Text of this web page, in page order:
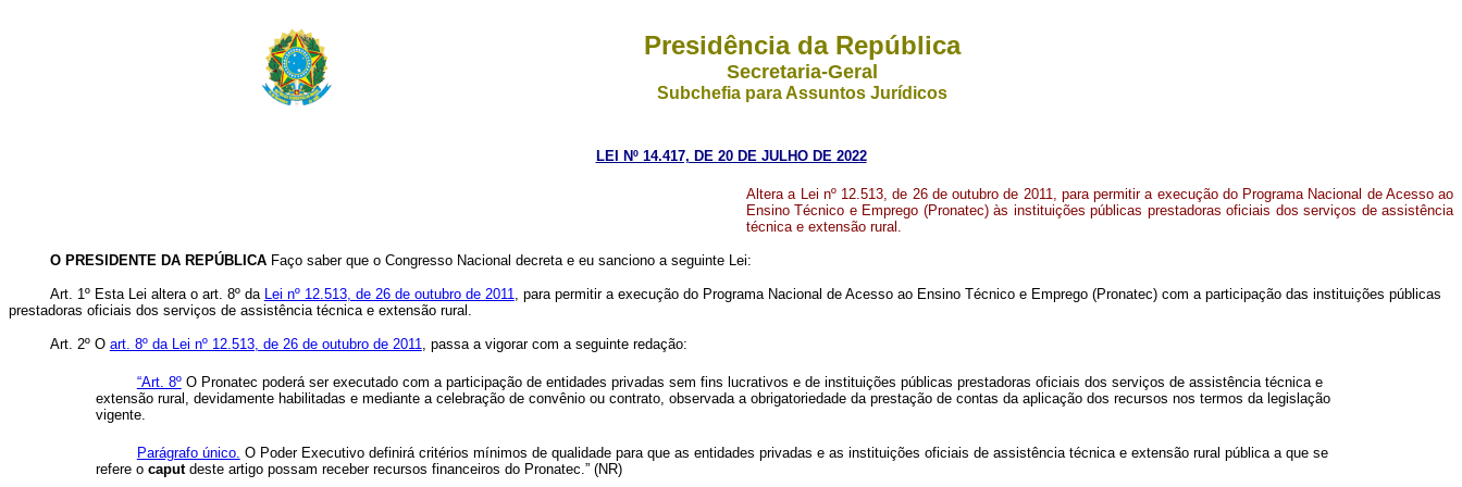
Presidência da República
Secretaria-Geral
Subchefia para Assuntos Jurídicos
LEI Nº 14.417, DE 20 DE JULHO DE 2022
Altera a Lei nº 12.513, de 26 de outubro de 2011, para permitir a execução do Programa Nacional de Acesso ao
Ensino Técnico e Emprego (Pronatec) às instituições públicas prestadoras oficiais dos serviços de assistência
técnica e extensão rural .
O PRESIDENTE DA REPÚBLICAFaço saber que o Congresso Nacional decreta e eu sanciono a seguinte Lei:
Art. 1º Esta Lei altera o art. 8º da Lei nº 12.513, de 26 de outubro de 2011, para permitir a execução do Programa Nacional de Acesso ao Ensino Técnico e Emprego (Pronatec) com a participação das instituições públicas
prestadoras oficiais dos serviços de assistência técnica e extensão rural.
Art. 2º O art. 8º da Lei nº 12.513, de 26 de outubro de 2011, passa a vigorar com a seguinte redação:
“Art. 8ºO Pronatec poderá ser executado com a participação de entidades privadas sem fins lucrativos e de instituições públicas prestadoras oficiais dos serviços de assistência técnica e
extensão rural, devidamente habilitadas e mediante a celebração de convênio ou contrato, observada a obrigatoriedade da prestação de contas da aplicação dos recursos nos termos da legislação
vigente.
Parágrafo único. O Poder Executivo definirá critérios mínimos de qualidade para que as entidades privadas e as instituições oficiais de assistência técnica e extensão rural pública a que se
refere o caputdeste artigo possam receber recursos financeiros do Pronatec.” (NR)